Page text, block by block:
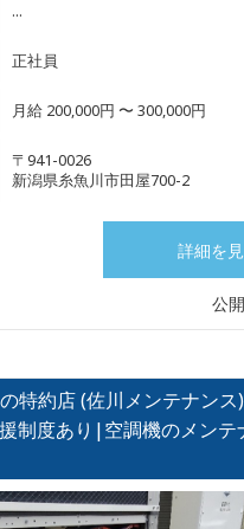
...
正社員
月給 200,000円 〜 300,000円
〒941-0026
新潟県糸魚川市田屋700-2
詳細を
公
の特約店 (佐川メンテナン
制度あり|空調機のメンテ